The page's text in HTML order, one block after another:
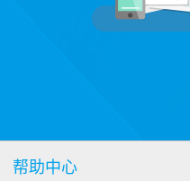
帮助中心